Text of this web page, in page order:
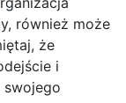
również może
że
i
swojego